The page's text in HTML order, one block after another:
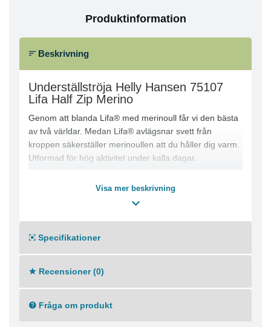
Produktinformation
Beskrivning
Underställströja Helly Hansen 75107
Lifa Half Zip Merino
Genom att blanda Lifa® med merinoull får vi den bästa
av två världar. Medan Lifa® avlägsnar svett från
kroppen säkerställer merinoullen att du håller dig varm.
Utformad för hög aktivitet under kalla dagar.
Lifa Stay Warm-teknik
Inga axelsömmar
ZQ Ull
Merinoull 57%
Polypropylen 43%
Visa mer beskrivning
Specifikationer
Recensioner (0)
Fråga om produkt